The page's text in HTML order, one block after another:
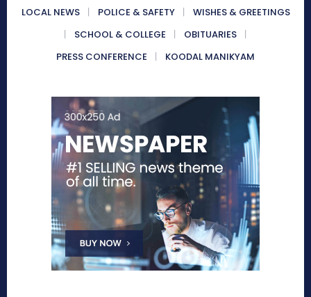
LOCAL NEWS POLICE & SAFETY
WISHES & GREETINGS
SCHOOL & COLLEGE
OBITUARIES
PRESS CONFERENCE
KOODAL MANIKYAM